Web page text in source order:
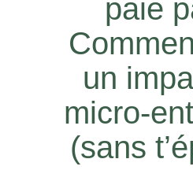
paie
un
micro-
(sans